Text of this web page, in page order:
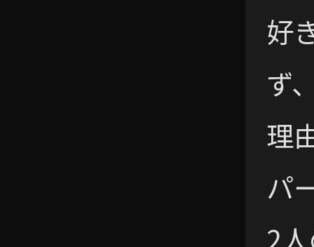
好
ず
理
パ
2